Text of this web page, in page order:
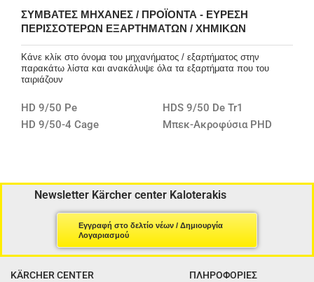
ΣΥΜΒΑΤΈΣ ΜΗΧΑΝΈΣ / ΠΡΟΪΌΝΤΑ - ΕΎΡΕΣΗ
ΠΕΡΙΣΣΌΤΕΡΩΝ ΕΞΑΡΤΗΜΆΤΩΝ / ΧΗΜΙΚΏΝ
Κάνε κλίκ στο όνομα του μηχανήματος / εξαρτήματος στην
παρακάτω λίστα και ανακάλυψε όλα τα εξαρτήματα που του
ταιριάζουν
HD 9/50 Pe
HD 9/50-4 Cage
HDS 9/50 De Tr1
Μπεκ-Ακροφύσια PHD
Newsletter Kärcher center Kaloterakis
Εγγραφή στο δελτίο νέων / Δημιουργία
Λογαριασμού
KÄRCHER CENTER
ΠΛΗΡΟΦΟΡΙΕΣ